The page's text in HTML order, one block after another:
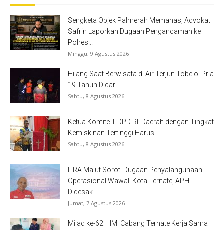
Sengketa Objek Palmerah Memanas, Advokat
Safrin Laporkan Dugaan Pengancaman ke
Polres...
Minggu, 9 Agustus 2026
Hilang Saat Berwisata di Air Terjun Tobelo. Pria
19 Tahun Dicari...
Sabtu, 8 Agustus 2026
Ketua Komite III DPD RI: Daerah dengan Tingkat
Kemiskinan Tertinggi Harus...
Sabtu, 8 Agustus 2026
LIRA Malut Soroti Dugaan Penyalahgunaan
Operasional Wawali Kota Ternate, APH
Didesak...
Jumat, 7 Agustus 2026
Milad ke-62: HMI Cabang Ternate Kerja Sama